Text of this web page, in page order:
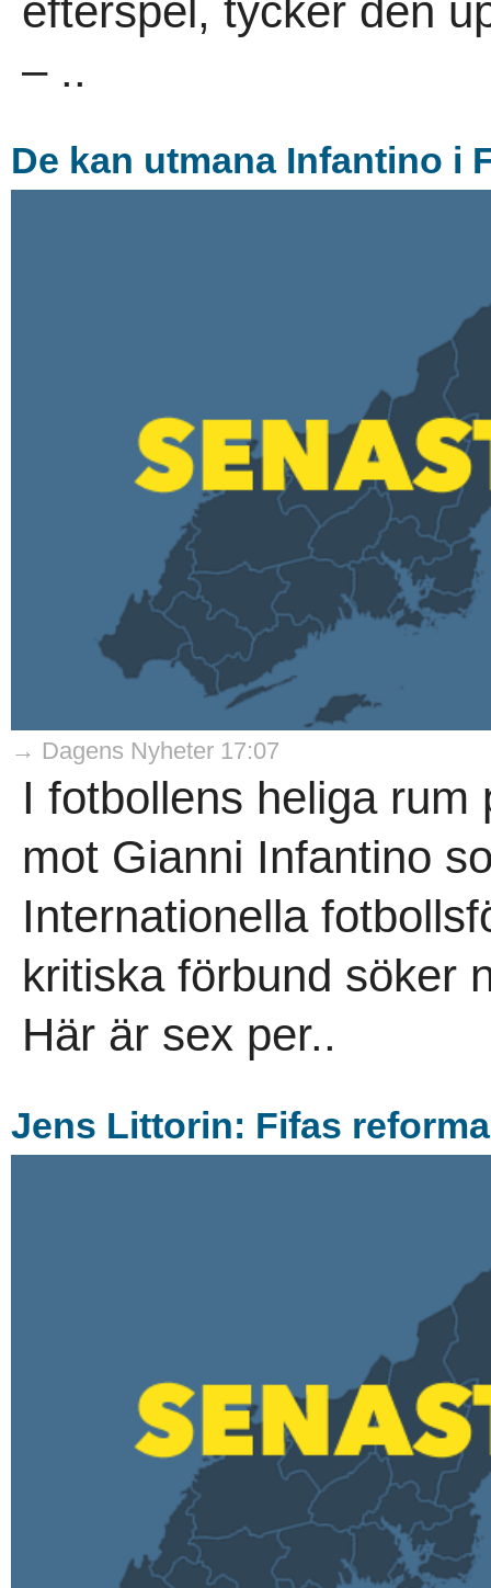
efterspel, tycker den
– ..
De kan utmana Infantino i
→ Dagens Nyheter 17:07
I fotbollens heliga
mot Gianni Infantino
Internationella
kritiska förbund söker
Här är sex per..
Jens Littorin: Fifas